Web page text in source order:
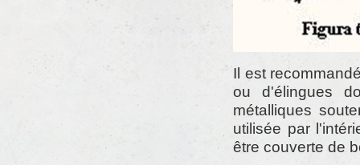
Il est
ou d'élingues
métalliques
utilisée par
être couverte de